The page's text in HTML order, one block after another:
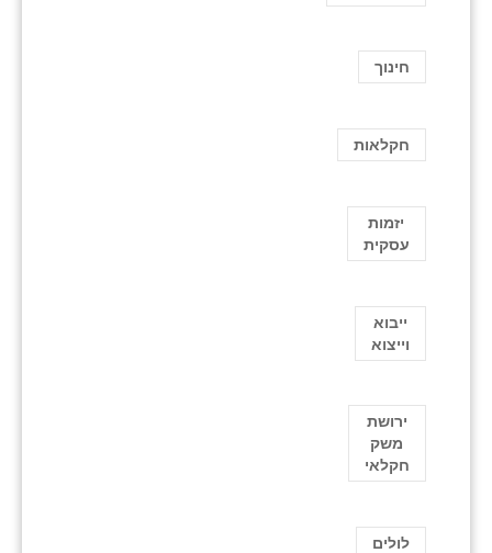
חינוך
חקלאות
יזמות
עסקית
ייבוא
וייצוא
ירושת
משק
חקלאי
לולים